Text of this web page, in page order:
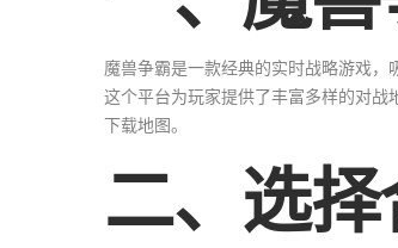
魔兽争霸是一款经典的实时战略游戏，
这个平台为玩家提供了丰富多样的对
下载地图。
二、选